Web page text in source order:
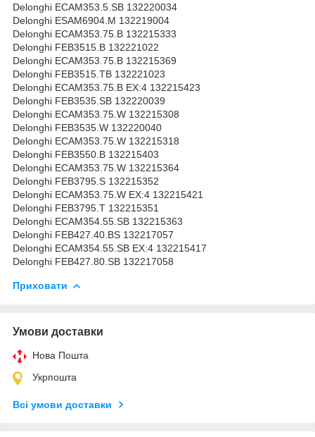
Delonghi ECAM353.5.SB 132220034
Delonghi ESAM6904.M 132219004
Delonghi ECAM353.75.B 132215333
Delonghi FEB3515.B 132221022
Delonghi ECAM353.75.B 132215369
Delonghi FEB3515.TB 132221023
Delonghi ECAM353.75.B EX:4 132215423
Delonghi FEB3535.SB 132220039
Delonghi ECAM353.75.W 132215308
Delonghi FEB3535.W 132220040
Delonghi ECAM353.75.W 132215318
Delonghi FEB3550.B 132215403
Delonghi ECAM353.75.W 132215364
Delonghi FEB3795.S 132215352
Delonghi ECAM353.75.W EX:4 132215421
Delonghi FEB3795.T 132215351
Delonghi ECAM354.55.SB 132215363
Delonghi FEB427.40.BS 132217057
Delonghi ECAM354.55.SB EX:4 132215417
Delonghi FEB427.80.SB 132217058
Приховати
Умови доставки
Нова Пошта
Укрпошта
Всі умови доставки